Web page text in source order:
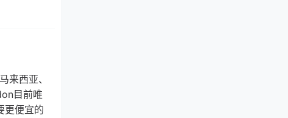
来西亚、
目前唯
更便宜的